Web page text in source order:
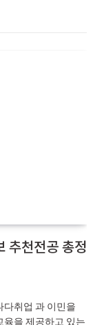
추천전공 총정
취업 과 이민을
육을 제공하고 있는